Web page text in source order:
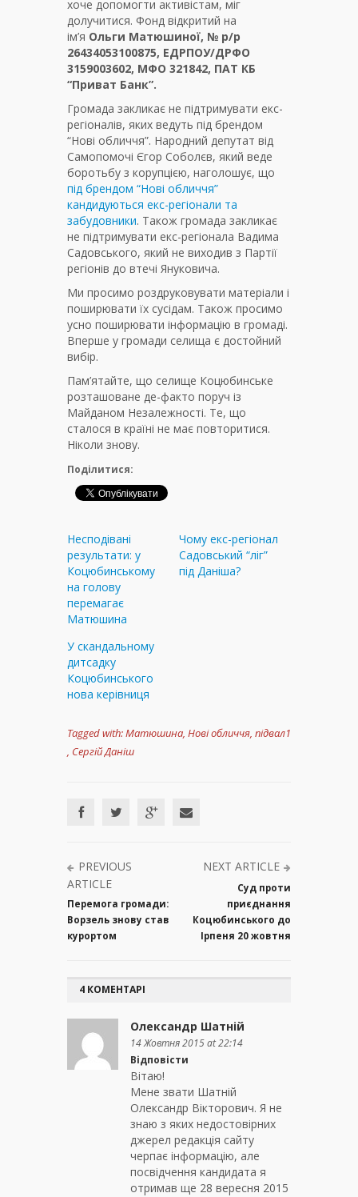
хоче допомогти активістам, міг
долучитися. Фонд відкритий на
ім’я Ольги Матюшиної, № р/р
26434053100875, ЕДРПОУ/ДРФО
3159003602, МФО 321842, ПАТ КБ
“Приват Банк”.
Громада закликає не підтримувати екс-
регіоналів, яких ведуть під брендом
“Нові обличчя”. Народний депутат від
Самопомочі Єгор Соболєв, який веде
боротьбу з корупцією, наголошує, що
під брендом “Нові обличчя”
кандидуються екс-регіонали та
забудовники. Також громада закликає
не підтримувати екс-регіонала Вадима
Садовського, який не виходив з Партії
регіонів до втечі Януковича.
Ми просимо роздруковувати матеріали і
поширювати їх сусідам. Також просимо
усно поширювати інформацію в громаді.
Вперше у громади селища є достойний
вибір.
Пам’ятайте, що селище Коцюбинське
розташоване де-факто поруч із
Майданом Незалежності. Те, що
сталося в країні не має повторитися.
Ніколи знову.
Поділитися:
Несподівані
результати: у
Коцюбинському
на голову
перемагає
Матюшина
Чому екс-регіонал
Садовський “ліг”
під Даніша?
У скандальному
дитсадку
Коцюбинського
нова керівниця
Tagged with:Матюшина, Нові обличчя, підвал1
, Сергій Даніш
PREVIOUS
ARTICLE
Перемога громади:
Ворзель знову став
курортом
NEXT ARTICLE
Суд проти
приєднання
Коцюбинського до
Ірпеня 20 жовтня
4 КОМЕНТАРІ
Олександр Шатній
14 Жовтня 2015 at 22:14
Відповісти
Вітаю!
Мене звати Шатній
Олександр Вікторович. Я не
знаю з яких недостовірних
джерел редакція сайту
черпає інформацію, але
посвідчення кандидата я
отримав ще 28 вересня 2015